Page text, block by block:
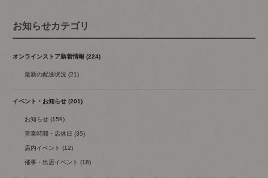
お知らせカテゴリ
オンラインストア新着情報 (224)
最新の配送状況 (21)
イベント・お知らせ (201)
お知らせ (159)
営業時間・店休日 (35)
店内イベント (12)
催事・出店イベント (18)